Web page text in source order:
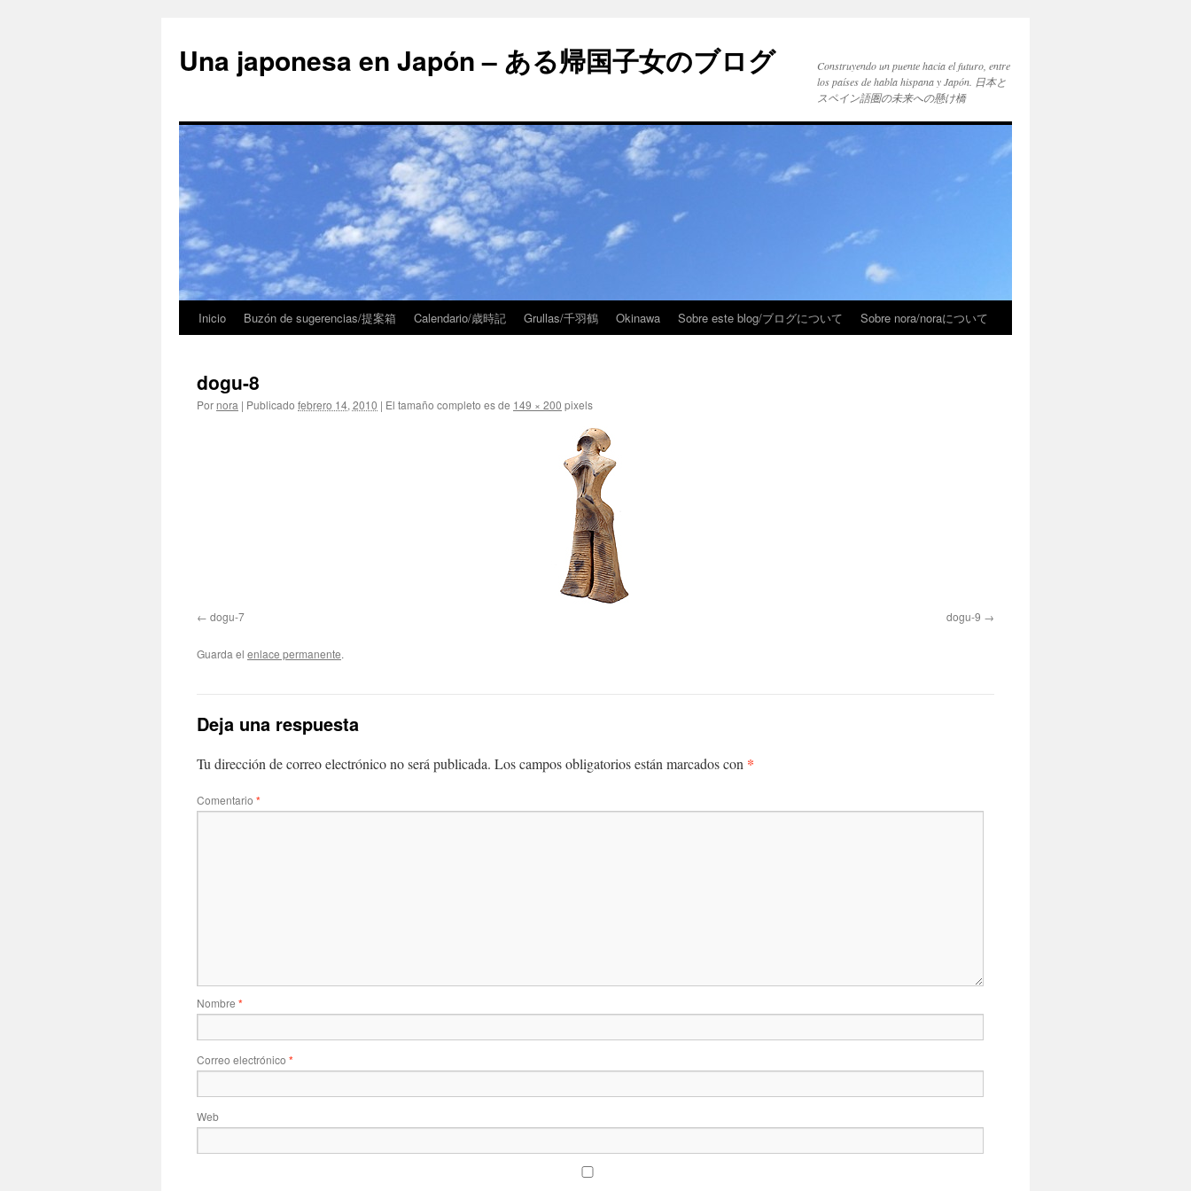
Una japonesa en Japón – ある帰国子女のブログ
Construyendo un puente hacia el futuro, entre
los países de habla hispana y Japón. 日本と
スペイン語圏の未来への懸け橋
Inicio Buzón de sugerencias/提案箱 Calendario/歳時記 Grullas/千羽鶴 Okinawa Sobre este blog/ブログについて Sobre nora/noraについて
dogu-8
Por nora | Publicado febrero 14, 2010 | El tamaño completo es de 149 × 200 pixels
dogu-7 dogu-9
Guarda el enlace permanente.
Deja una respuesta
Tu dirección de correo electrónico no será publicada. Los campos obligatorios están marcados con *
Comentario *
Nombre *
Correo electrónico *
Web